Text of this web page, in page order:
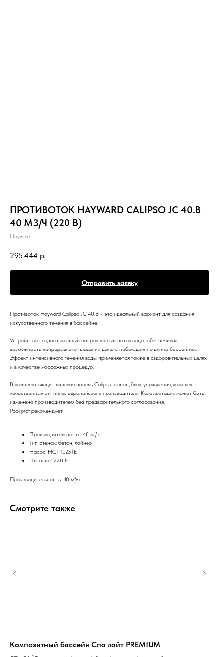
ПРОТИВОТОК HAYWARD CALIPSO JC 40.B
40 М3/Ч (220 В)
Hayward
295 444 р.
Отправить заявку
Противоток Hayward Calipso JC 40.B - это идеальный вариант для создания
искусственного течения в бассейне.
Устройство создает мощный направленный поток воды, обеспечивая
возможность непрерывного плавания даже в небольших по длине бассейнах.
Эффект интенсивного течения воды применяется также в оздоровительных целях
и в качестве массажных процедур.
В комплект входит лицевая панель Calipso, насос, блок управления, комплект
качественных фитингов европейского производителя. Комплектация может быть
изменена производителем без предварительного согласования.
Pool prof рекомендует.
Производительность: 40 м³/ч
Тип стенок: бетон, лайнер
Насос: HCP10251E
Питание: 220 В
Производительность: 40 м³/ч
Смотрите также
Композитный бассейн Спа лайт PREMIUM